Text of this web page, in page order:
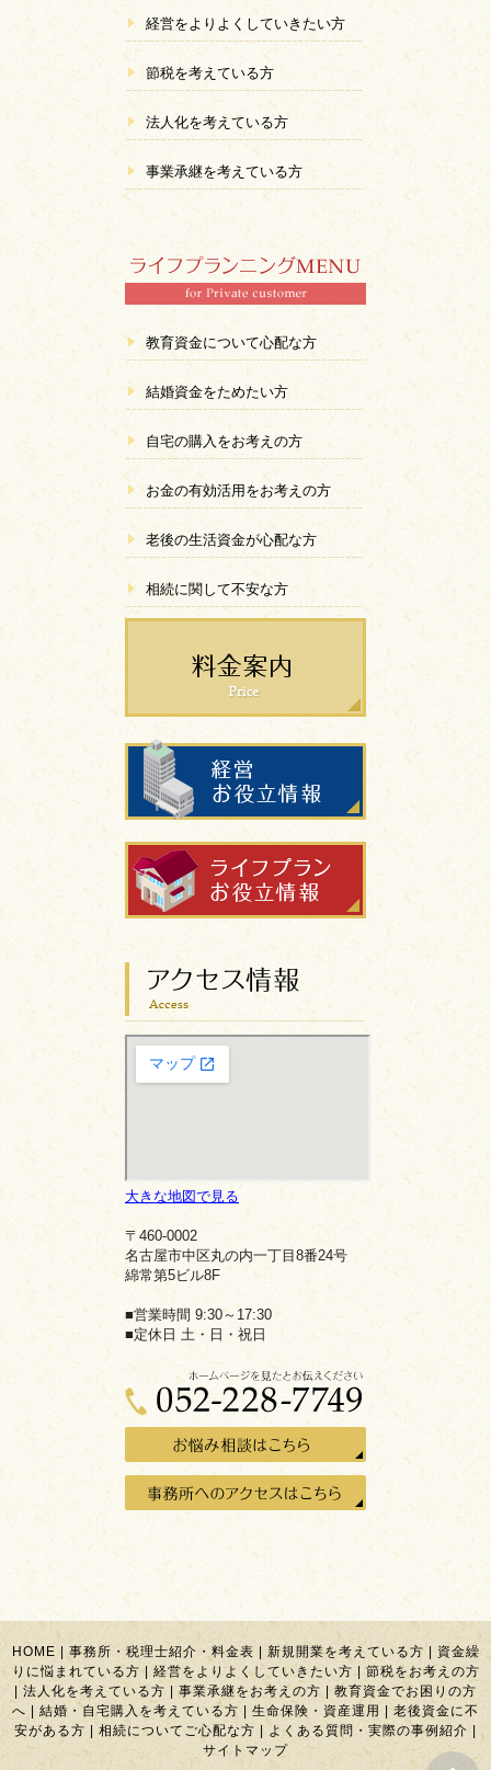
経営をよりよくしていきたい方
節税を考えている方
法人化を考えている方
事業承継を考えている方
教育資金について心配な方
結婚資金をためたい方
自宅の購入をお考えの方
お金の有効活用をお考えの方
老後の生活資金が心配な方
相続に関して不安な方
大きな地図で見る
〒460-0002
名古屋市中区丸の内一丁目8番24号
綿常第5ビル8F
■営業時間 9:30～17:30
■定休日 土・日・祝日
HOME| 事務所・税理士紹介・料金表| 新規開業を考えている方| 資金繰
りに悩まれている方| 経営をよりよくしていきたい方| 節税をお考えの方
| 法人化を考えている方 | 事業承継をお考えの方 | 教育資金でお困りの方
へ| 結婚・自宅購入を考えている方| 生命保険・資産運用| 老後資金に不
安がある方| 相続についてご心配な方| よくある質問・実際の事例紹介 |
サイトマップ